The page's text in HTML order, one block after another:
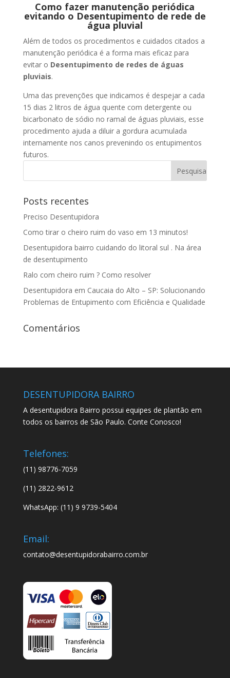
Como fazer manutenção periódica
evitando o Desentupimento de rede de
água pluvial
Além de todos os procedimentos e cuidados citados a
manutenção periódica é a forma mais eficaz para
evitar o Desentupimento de redes de águas
pluviais.
Uma das prevenções que indicamos é despejar a cada
15 dias 2 litros de água quente com detergente ou
bicarbonato de sódio no ramal de águas pluviais, esse
procedimento ajuda a diluir a gordura acumulada
internamente nos canos prevenindo os entupimentos
futuros.
Posts recentes
Preciso Desentupidora
Como tirar o cheiro ruim do vaso em 13 minutos!
Desentupidora bairro cuidando do litoral sul . Na área
de desentupimento
Ralo com cheiro ruim ? Como resolver
Desentupidora em Caucaia do Alto – SP: Solucionando
Problemas de Entupimento com Eficiência e Qualidade
Comentários
DESENTUPIDORA BAIRRO
A desentupidora Bairro possui equipes de plantão em
todos os bairros de São Paulo. Conte Conosco!
Telefones:
(11) 98776-7059
(11) 2822-9612
WhatsApp: (11) 9 9739-5404
Email:
contato@desentupidorabairro.com.br